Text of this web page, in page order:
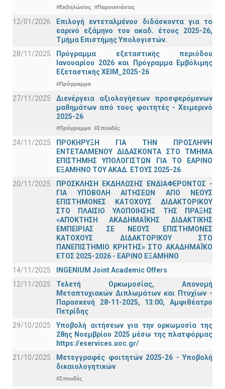
#Εκδηλώσεις #Παρουσιάσεις
12/01/2026
Επιλογή εντεταλμένου διδάσκοντα για το
εαρινό εξάμηνο του ακαδ. έτους 2025-26,
Τμήμα Επιστήμης Υπολογιστών.
28/11/2025
Πρόγραμμα εξεταστικής περιόδου
Ιανουαρίου 2026 και Πρόγραμμα Εμβόλιμης
Εξεταστικής ΧΕΙΜ_2025-26
#Πρόγραμμα
27/11/2025
Διενέργεια αξιολογήσεων προσφερόμενων
μαθημάτων από τους φοιτητές - Χειμερινό
2025-26
#Πρόγραμμα #Σπουδές
24/11/2025
ΠΡΟΚΗΡΥΞΗ ΓΙΑ ΤΗΝ ΠΡΟΣΛΗΨΗ
ΕΝΤΕΤΑΛΜΕΝΟΥ ΔΙΔΑΣΚΟΝΤΑ ΣΤΟ ΤΜΗΜΑ
ΕΠΙΣΤΗΜΗΣ ΥΠΟΛΟΓΙΣΤΩΝ ΓΙΑ ΤΟ ΕΑΡΙΝΟ
ΕΞΑΜΗΝΟ ΤΟΥ ΑΚΑΔ. ΕΤΟΥΣ 2025-26
20/11/2025
ΠΡΟΣΚΛΗΣΗ ΕΚΔΗΛΩΣΗΣ ΕΝΔΙΑΦΕΡΟΝΤΟΣ -
ΓΙΑ ΥΠΟΒΟΛΗ ΑΙΤΗΣΕΩΝ ΑΠΟ ΝΕΟΥΣ
ΕΠΙΣΤΗΜΟΝΕΣ ΚΑΤΟΧΟΥΣ ΔΙΔΑΚΤΟΡΙΚΟΥ
ΣΤΟ ΠΛΑΙΣΙΟ ΥΛΟΠΟΙΗΣΗΣ ΤΗΣ ΠΡΑΞΗΣ
«ΑΠΟΚΤΗΣΗ ΑΚΑΔΗΜΑΪΚΗΣ ΔΙΔΑΚΤΙΚΗΣ
ΕΜΠΕΙΡΙΑΣ ΣΕ ΝΕΟΥΣ ΕΠΙΣΤΗΜΟΝΕΣ
ΚΑΤΟΧΟΥΣ ΔΙΔΑΚΤΟΡΙΚΟΥ ΣΤΟ
ΠΑΝΕΠΙΣΤΗΜΙΟ ΚΡΗΤΗΣ» ΣΤΟ ΑΚΑΔΗΜΑΪΚΟ
ΕΤΟΣ 2025-2026 - ΕΑΡΙΝΟ ΕΞΑΜΗΝΟ
14/11/2025
INGENIUM Joint Academic Offers
12/11/2025
Τελετή Ορκωμοσίας, Απονομή
Μεταπτυχιακών Διπλωμάτων και Πτυχίων -
Παρασκευή 28-11-2025, 13:00, Αμφιθέατρο
Πετρίδης
29/10/2025
Υποβολή αιτήσεων για την ορκωμοσία της
28ης Νοεμβρίου 2025 μέσω της πλατφόρμας
https://eservices.uoc.gr/
21/10/2025
Μετεγγραφές φοιτητών 2025-26 - Υποβολή
δικαιολογητικών
#Σπουδές